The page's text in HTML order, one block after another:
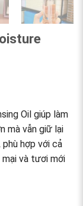
Oil giúp làm
mà vẫn giữ lại
hợp với cả
mại và tươi mới